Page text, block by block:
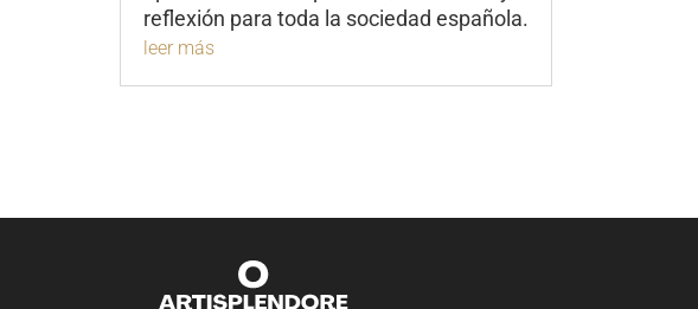
reflexión para toda la sociedad española.
leer más